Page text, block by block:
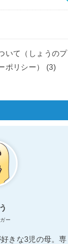
いて（しょうのプ
ポリシー） (3)
ー
きな3児の母。専